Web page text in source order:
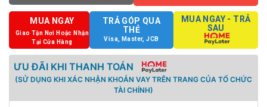
MUA NGAY
Giao Tận Nơi Hoặc Nhận
Tại Cửa Hàng
TRẢ GÓP QUA
THẺ
Visa, Master, JCB
MUA NGAY - TRẢ
SAU
ƯU ĐÃI KHI THANH TOÁN
(SỬ DỤNG KHI XÁC NHẬN KHOẢN VAY TRÊN TRANG CỦA TỔ CHỨC
TÀI CHÍNH)